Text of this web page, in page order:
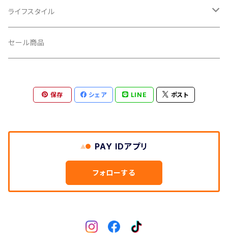
CLIK/クリック
CUSH CORE/クッシュコア
DEFEET/デフィート
DIXNA/ディズナ
DKG/ディーケージー
輪行小物
バイクカバー
その他
ライフスタイル
キャップ
アクセサリー
セール商品
保存 シェア LINE ポスト
PAY IDアプリ
フォローする